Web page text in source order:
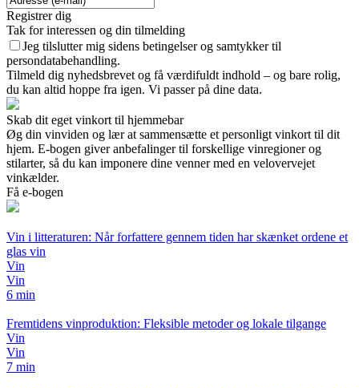
Registrer dig
Tak for interessen og din tilmelding
Jeg tilslutter mig sidens betingelser og samtykker til
persondatabehandling.
Tilmeld dig nyhedsbrevet og få værdifuldt indhold – og bare rolig,
du kan altid hoppe fra igen. Vi passer på dine data.
Skab dit eget vinkort til hjemmebar
Øg din vinviden og lær at sammensætte et personligt vinkort til dit
hjem. E-bogen giver anbefalinger til forskellige vinregioner og
stilarter, så du kan imponere dine venner med en velovervejet
vinkælder.
Få e-bogen
Vin i litteraturen: Når forfattere gennem tiden har skænket ordene et
glas vin
Vin
Vin
6 min
Fremtidens vinproduktion: Fleksible metoder og lokale tilgange
Vin
Vin
7 min